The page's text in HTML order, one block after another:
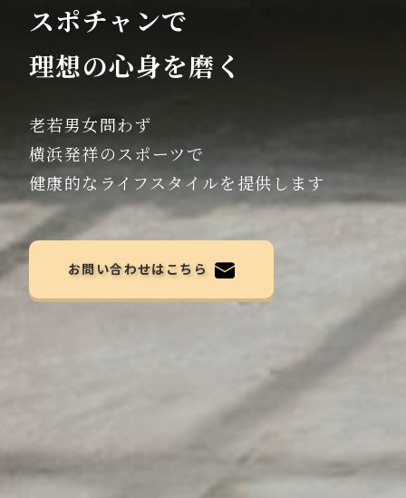
スポチャンで
理想の心身を磨く
老若男女問わず
横浜発祥のスポーツで
健康的なライフスタイルを提供します
お問い合わせはこちら